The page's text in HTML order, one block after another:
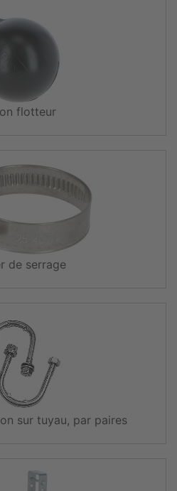
flotteur
de serrage
sur tuyau, par paires